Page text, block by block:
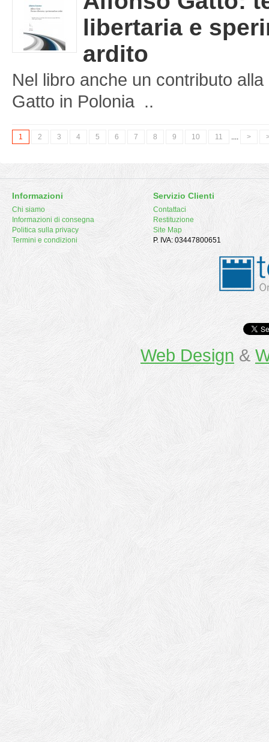
libertaria e
ardito
Nel libro anche un contributo
Gatto in Polonia ..
1 2 3 4 5 6 7 8 9 10 11 .... >
Informazioni
Chi siamo
Informazioni di consegna
Politica sulla privacy
Termini e condizioni
Servizio Clienti
Contattaci
Restituzione
Site Map
P. IVA: 03447800651
Web Design &